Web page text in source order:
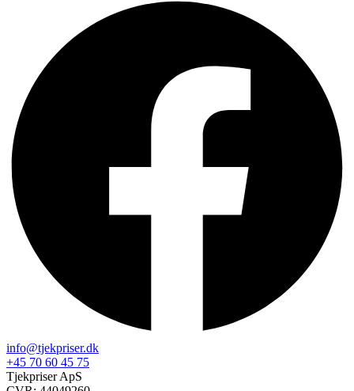
info@tjekpriser.dk
+45 70 60 45 75
Tjekpriser ApS